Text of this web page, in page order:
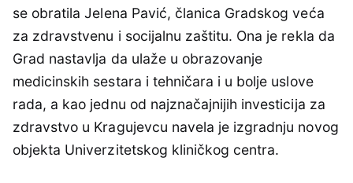
se obratila Jelena Pavić, članica Gradskog veća
za zdravstvenu i socijalnu zaštitu. Ona je rekla da
Grad nastavlja da ulaže u obrazovanje
medicinskih sestara i tehničara i u bolje uslove
rada, a kao jednu od najznačajnijih investicija za
zdravstvo u Kragujevcu navela je izgradnju novog
objekta Univerzitetskog kliničkog centra.